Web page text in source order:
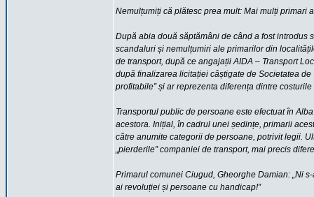
Nemulțumiți că plătesc prea mult: Mai mulți primari
După abia două săptămâni de când a fost introdus
scandaluri și nemulțumiri ale primarilor din
de transport, după ce angajații AIDA – Transport
după finalizarea licitației câștigate de Societatea
profitabile” și ar reprezenta diferența dintre
Transportul public de persoane este efectuat în
acestora. Inițial, în cadrul unei ședințe, primarii
către anumite categorii de persoane, potrivit legii.
„pierderile” companiei de transport, mai precis
Primarul comunei Ciugud, Gheorghe Damian: „Ni
ai revoluției și persoane cu handicap!”